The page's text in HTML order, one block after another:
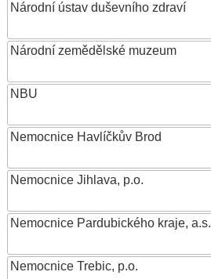
Národní ústav duševního zdraví
Národní zemědělské muzeum
NBU
Nemocnice Havlíčkův Brod
Nemocnice Jihlava, p.o.
Nemocnice Pardubického kraje, a.s.
Nemocnice Trebic, p.o.